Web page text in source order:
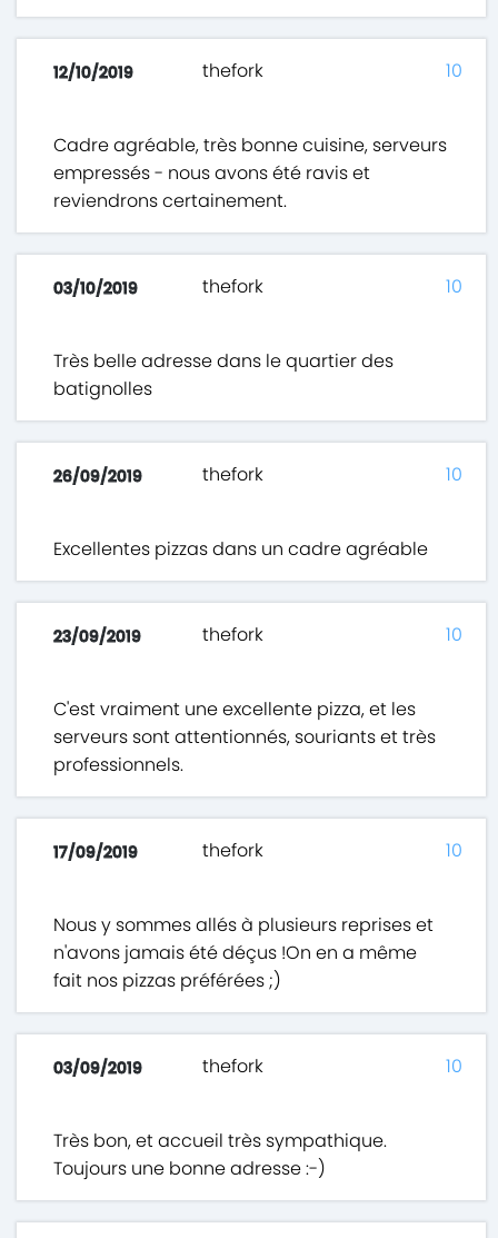
12/10/2019 thefork
Cadre agréable, très bonne cuisine, serveurs
empressés - nous avons été ravis et
reviendrons certainement.
10
03/10/2019 thefork
Très belle adresse dans le quartier des
batignolles
10
26/09/2019 thefork
Excellentes pizzas dans un cadre agréable
10
23/09/2019 thefork
C'est vraiment une excellente pizza, et les
serveurs sont attentionnés, souriants et très
professionnels.
10
17/09/2019 thefork
Nous y sommes allés à plusieurs reprises et
n'avons jamais été déçus !On en a même
fait nos pizzas préférées ;)
10
03/09/2019 thefork
Très bon, et accueil très sympathique.
Toujours une bonne adresse :-)
10